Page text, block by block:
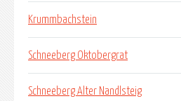
Krummbachstein
Schneeberg Oktobergrat
Schneeberg Alter Nandlsteig